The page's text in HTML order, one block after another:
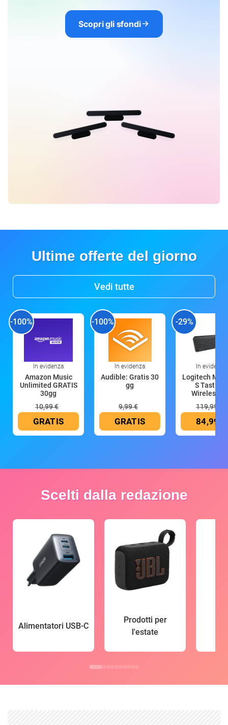
Scopri gli sfondi
Ultime offerte del giorno
Vedi tutte
-100%
In evidenza
Amazon Music
Unlimited GRATIS
30gg
10,99 €
GRATIS
-100%
In evidenza
Audible: Gratis 30
gg
9,99 €
GRATIS
-29%
In evidenza
Logitech MX
S Tastiera
Wireless
119,99 €
84,99 €
Scelti dalla redazione
Alimentatori USB-C
Prodotti per
l'estate